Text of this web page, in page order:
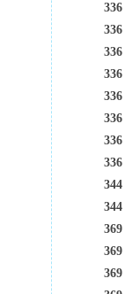
336
336
336
336
336
336
336
336
344
344
369
369
369